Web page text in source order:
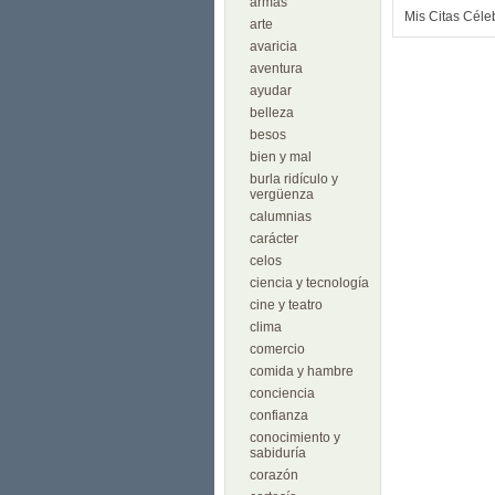
arte
avaricia
aventura
ayudar
belleza
besos
bien y mal
burla ridículo y
vergüenza
calumnias
carácter
celos
ciencia y tecnología
cine y teatro
clima
comercio
comida y hambre
conciencia
confianza
conocimiento y
sabiduría
corazón
Mis Citas